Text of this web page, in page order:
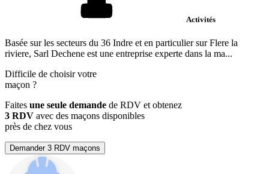
Activités
Basée sur les secteurs du 36 Indre et en particulier sur Flere la
riviere, Sarl Dechene est une entreprise experte dans la ma...
Difficile de choisir votre
maçon ?
Faites une seule demande de RDV et obtenez
3 RDV avec des maçons disponibles
près de chez vous
Demander 3 RDV maçons